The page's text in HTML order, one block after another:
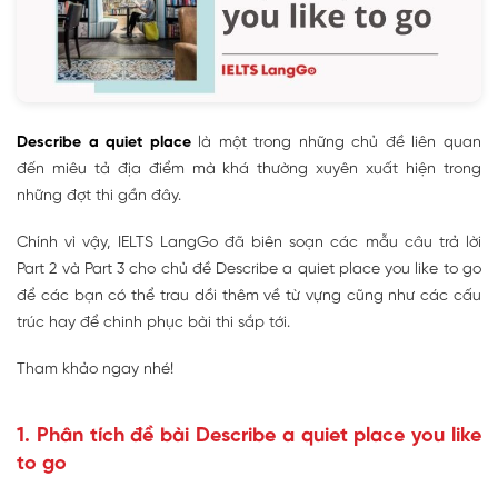
Describe a quiet place là một trong những chủ đề liên quan
đến miêu tả địa điểm mà khá thường xuyên xuất hiện trong
những đợt thi gần đây.
Chính vì vậy, IELTS LangGo đã biên soạn các mẫu câu trả lời
Part 2 và Part 3 cho chủ đề Describe a quiet place you like to go
để các bạn có thể trau dồi thêm về từ vựng cũng như các cấu
trúc hay để chinh phục bài thi sắp tới.
Tham khảo ngay nhé!
1. Phân tích đề bài Describe a quiet place you like
to go